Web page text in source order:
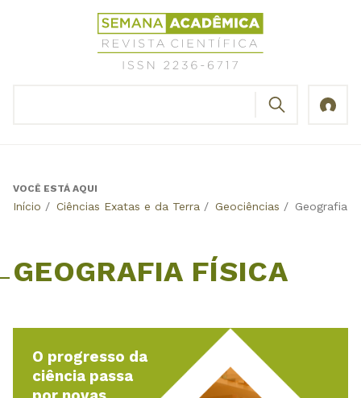
Revista
Científica
Semana
Back
VOCÊ ESTÁ AQUI
Início / Ciências Exatas e da Terra / Geociências / Geografia
GEOGRAFIA FÍSICA
O progresso da
ciência passa